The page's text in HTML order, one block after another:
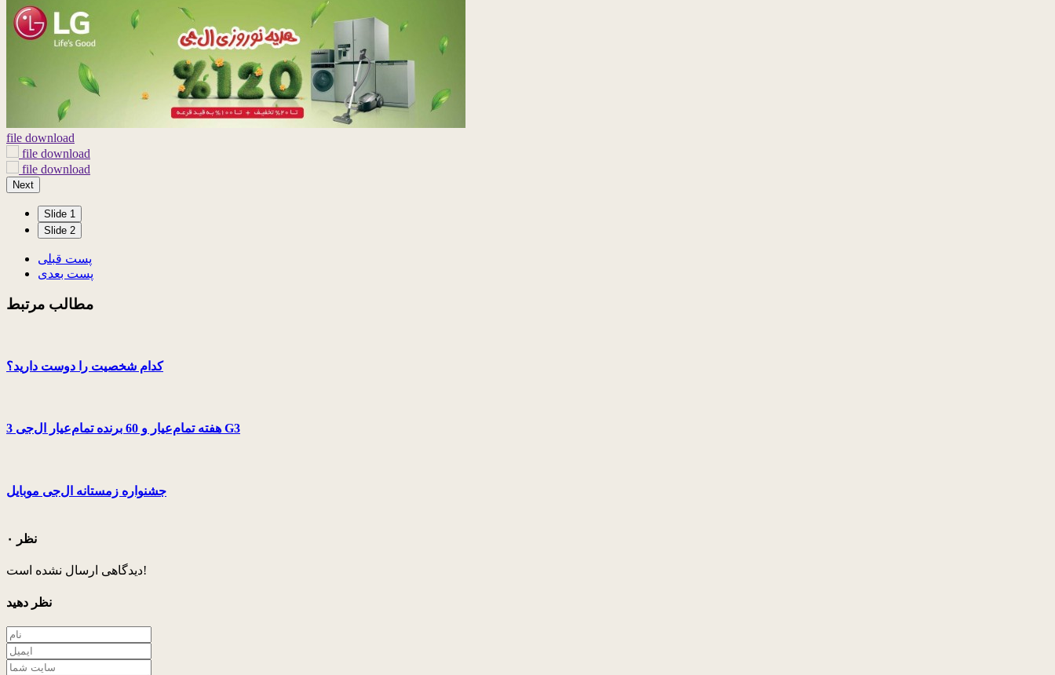
file download
file download
file download
Next
Slide 1
Slide 2
پست قبلی
پست بعدی
مطالب مرتبط
کدام شخصیت را دوست دارید؟
3 هفته تمام‌عیار و 60 برنده تمام‌عیار ال‌جی G3
جشنواره زمستانه ال‌جی موبایل
۰ نظر
دیدگاهی ارسال نشده است!
نظر دهید